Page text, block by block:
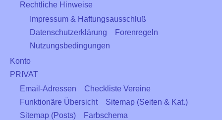
Rechtliche Hinweise
Impressum & Haftungsausschluß
Datenschutzerklärung
Forenregeln
Nutzungsbedingungen
Konto
PRIVAT
Email-Adressen
Checkliste Vereine
Funktionäre Übersicht
Sitemap (Seiten & Kat.)
Sitemap (Posts)
Farbschema